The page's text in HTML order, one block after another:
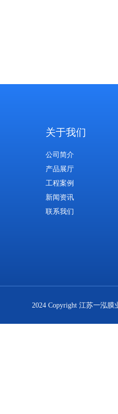
关于我们
公司简介
产品展厅
工程案例
新闻资讯
联系我们
2024 Copyright 江苏一泓膜